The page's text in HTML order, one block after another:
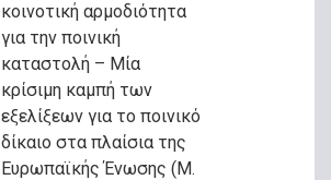
κοινοτική αρμοδιότητα
για την ποινική
καταστολή – Μία
κρίσιμη καμπή των
εξελίξεων για το ποινικό
δίκαιο στα πλαίσια της
Ευρωπαϊκής Ένωσης (Μ.